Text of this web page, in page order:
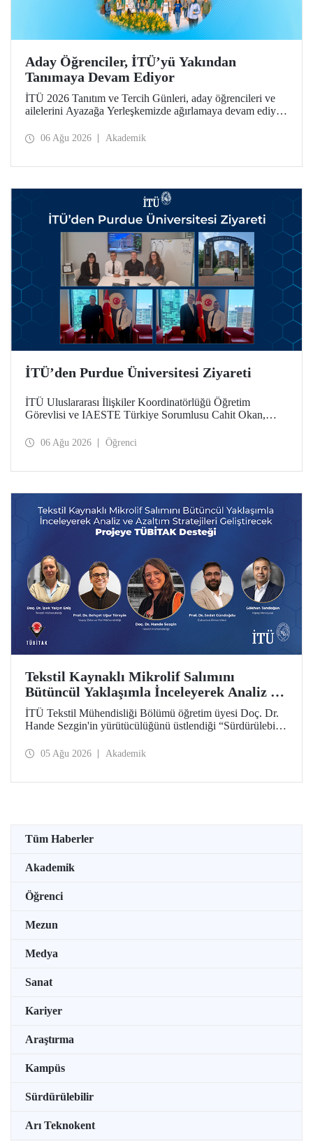
Aday Öğrenciler, İTÜ’yü Yakından
Tanımaya Devam Ediyor
İTÜ 2026 Tanıtım ve Tercih Günleri, aday öğrencileri ve
ailelerini Ayazağa Yerleşkemizde ağırlamaya devam ediyor.
ilgili fakülte ve birimler adaylara bilgi vermeye devam
06 Ağu 2026 Akademik
İTÜ’den Purdue Üniversitesi Ziyareti
İTÜ Uluslararası İlişkiler Koordinatörlüğü Öğretim
Görevlisi ve IAESTE Türkiye Sorumlusu Cahit Okan,
Temmuz tarihlerinde ABD’de dünyanın önde gelen
06 Ağu 2026 Öğrenci
Tekstil Kaynaklı Mikrolif Salımını
Bütüncül Yaklaşımla İnceleyerek Analiz ve
Azaltım Stratejileri Geliştirecek Projeye
TÜBİTAK Desteği
İTÜ Tekstil Mühendisliği Bölümü öğretim üyesi Doç. Dr.
Hande Sezgin'in yürütücülüğünü üstlendiği “Sürdürülebilir
Koşullarına Bağlı Mikrolif Salımı: Aşınma, UV Maruziyeti
05 Ağu 2026 Akademik
Tüm Haberler
Akademik
Öğrenci
Mezun
Medya
Sanat
Kariyer
Araştırma
Kampüs
Sürdürülebilir
Arı Teknokent